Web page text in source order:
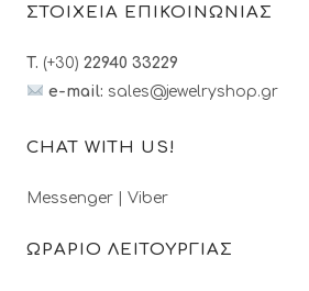
ΣΤΟΙΧΕΙΑ ΕΠΙΚΟΙΝΩΝΙΑΣ
T. (+30) 22940 33229
e-mail: sales@jewelryshop.gr
CHAT WITH US!
Messenger Viber
ΩΡΑΡΙΟ ΛΕΙΤΟΥΡΓΙΑΣ